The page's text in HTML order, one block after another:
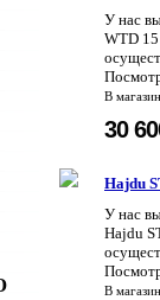
У нас
WTD
В
30
Hajdu
У нас
Hajdu
В